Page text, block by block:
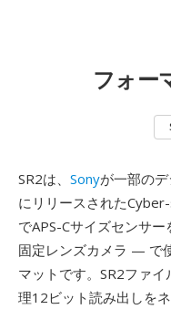
フォー
SR2は、 Sonyが一部の
にリリースされた
でAPS-Cサイズセンサ
固定レンズカメラ — で
マットです。SR2ファ
理12ビット読み出しを